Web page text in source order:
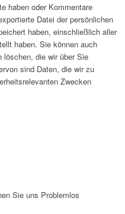
haben oder Kommentare
Datei der persönlichen
haben, einschließlich aller
haben. Sie können auch
löschen, die wir über Sie
sind Daten, die wir zu
Zwecken
Sie uns Problemlos